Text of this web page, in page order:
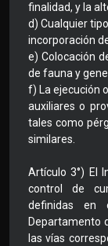
finalidad, y la
d) Cualquier
incorporación
e) Colocación
de fauna y
f) La ejecución
auxiliares o
tales como
similares.
Artículo 3°) El
control de
definidas en
Departamento
las vías